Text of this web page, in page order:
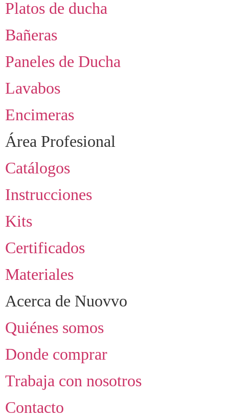
Platos de ducha
Bañeras
Paneles de Ducha
Lavabos
Encimeras
Área Profesional
Catálogos
Instrucciones
Kits
Certificados
Materiales
Acerca de Nuovvo
Quiénes somos
Donde comprar
Trabaja con nosotros
Contacto